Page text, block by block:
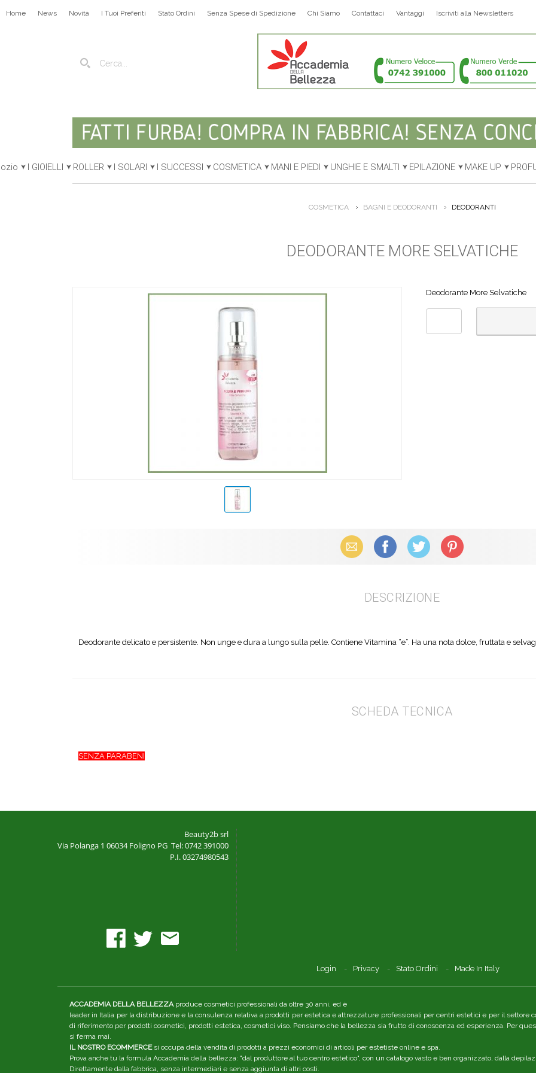
Home News Novità I Tuoi Preferiti Stato Ordini Senza Spese di Spedizione Chi Siamo Contattaci Vantaggi Iscriviti alla Newsletters
I GIOIELLI ROLLER I SOLARI I SUCCESSI COSMETICA MANI E PIEDI UNGHIE E SMALTI EPILAZIONE MAKE UP
COSMETICA BAGNI E DEODORANTI DEODORANTI
DEODORANTE MORE SELVATICHE
Deodorante More Selvatiche
Email Facebook X (Twitter) Pinterest
DESCRIZIONE
Deodorante delicato e persistente. Non unge e dura a lungo sulla pelle. Contiene Vitamina “e”. Ha una nota dolce, fruttata e
SCHEDA TECNICA
SENZA PARABENI
Beauty2b srl
Via Polanga 1 06034 Foligno PG Tel: 0742 391000
P.I. 03274980543
Login Privacy Stato Ordini Made In Italy
ACCADEMIA DELLA BELLEZZAproduce cosmetici professionali da oltre 30 anni, ed è
leader in Italia per la distribuzione e la consulenza relativa a prodotti per estetica e attrezzature professionali per centri estetici e per il settore
di riferimento per prodotti cosmetici, prodotti estetica, cosmetici viso. Pensiamo che la bellezza sia frutto di conoscenza ed esperienza. Per
si ferma mai.
IL NOSTRO ECOMMERCEsi occupa della vendita di prodotti a prezzi economici di articoli per estetiste online e spa.
Prova anche tu la formula Accademia della bellezza: "dal produttore al tuo centro estetico", con un catalogo vasto e ben organizzato, dalla
Direttamente dalla fabbrica, senza intermediari e senza aggiunta di altri costi.